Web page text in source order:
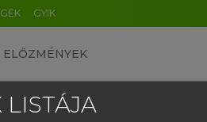
GYIK
ELŐZMÉNYEK
LISTÁJA